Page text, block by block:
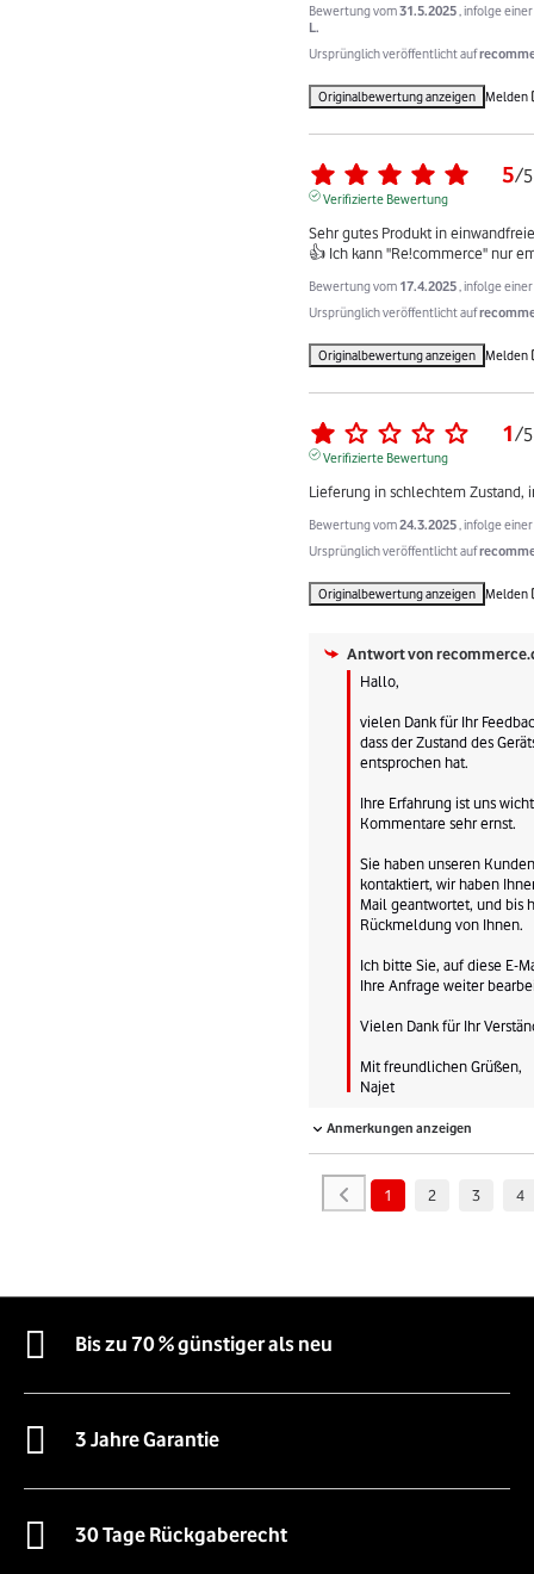
Bewertung vom31.5.2025 , infolge
L.
Ursprünglich veröffentlicht auf
Originalbewertung anzeigen Melden
5/5
Verifizierte Bewertung
Sehr gutes Produkt in
👍 Ich kann "Re!commerce" nur
Bewertung vom 17.4.2025 , infolge
Ursprünglich veröffentlicht auf
Originalbewertung anzeigen Melden
1/5
Verifizierte Bewertung
Lieferung in schlechtem Zustand,
Bewertung vom24.3.2025 , infolge
Ursprünglich veröffentlicht auf
Originalbewertung anzeigen Melden
Antwort von
Hallo,
vielen Dank für Ihr
dass der Zustand des
entsprochen hat.
Ihre Erfahrung ist uns
Kommentare sehr ernst.
Sie haben unseren
kontaktiert, wir haben
Mail geantwortet, und bis
Rückmeldung von Ihnen.
Ich bitte Sie, auf diese E-
Ihre Anfrage weiter
Vielen Dank für Ihr
Mit freundlichen Grüßen,
Najet
Anmerkungen anzeigen
1 2 3 4
Bis zu 70 % günstiger als neu
3 Jahre Garantie
30 Tage Rückgaberecht